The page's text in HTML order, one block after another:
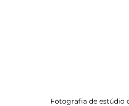
Fotografia de estúdio